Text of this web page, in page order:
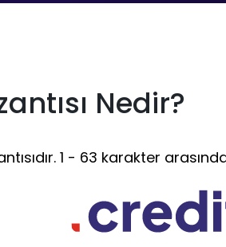
Nedir?
1 - 63 karakter